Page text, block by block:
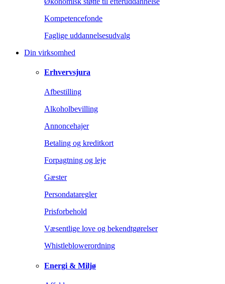
Kompetencefonde
Faglige uddannelsesudvalg
Din virksomhed
Erhvervsjura
Afbestilling
Alkoholbevilling
Annoncehajer
Betaling og kreditkort
Forpagtning og leje
Gæster
Persondataregler
Prisforbehold
Væsentlige love og bekendtgørelser
Whistleblowerordning
Energi & Miljø